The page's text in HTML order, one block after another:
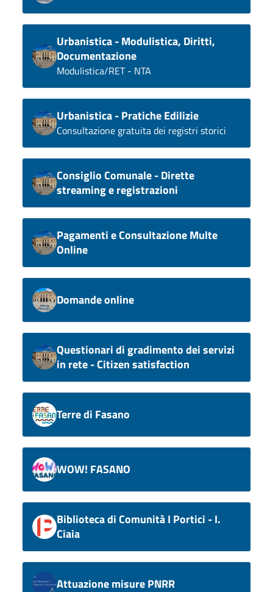
Urbanistica - Modulistica, Diritti,
Documentazione
Modulistica/RET - NTA
Urbanistica - Pratiche Edilizie
Consultazione gratuita dei registri storici
Consiglio Comunale - Dirette
streaming e registrazioni
Pagamenti e Consultazione Multe
Online
Domande online
Questionari di gradimento dei servizi
in rete - Citizen satisfaction
Terre di Fasano
WOW! FASANO
Biblioteca di Comunità I Portici - I.
Ciaia
Attuazione misure PNRR